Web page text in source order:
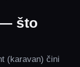
što
(karavan) čini